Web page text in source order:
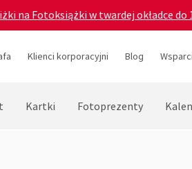
na Fotoksiążki w twardej okładce do
Klienci korporacyjni Blog
Kartki Fotoprezenty